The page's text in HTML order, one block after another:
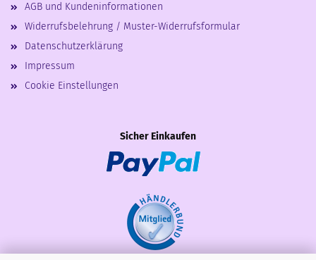
AGB und Kundeninformationen
Widerrufsbelehrung / Muster-Widerrufsformular
Datenschutzerklärung
Impressum
Cookie Einstellungen
Sicher Einkaufen